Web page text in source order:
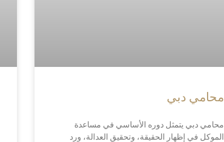
محامي دبي
محامي دبي يتمثل دوره الأساسي في مساعدة
الموكل في إظهار الحقيقة، وتحقيق العدالة، ورد